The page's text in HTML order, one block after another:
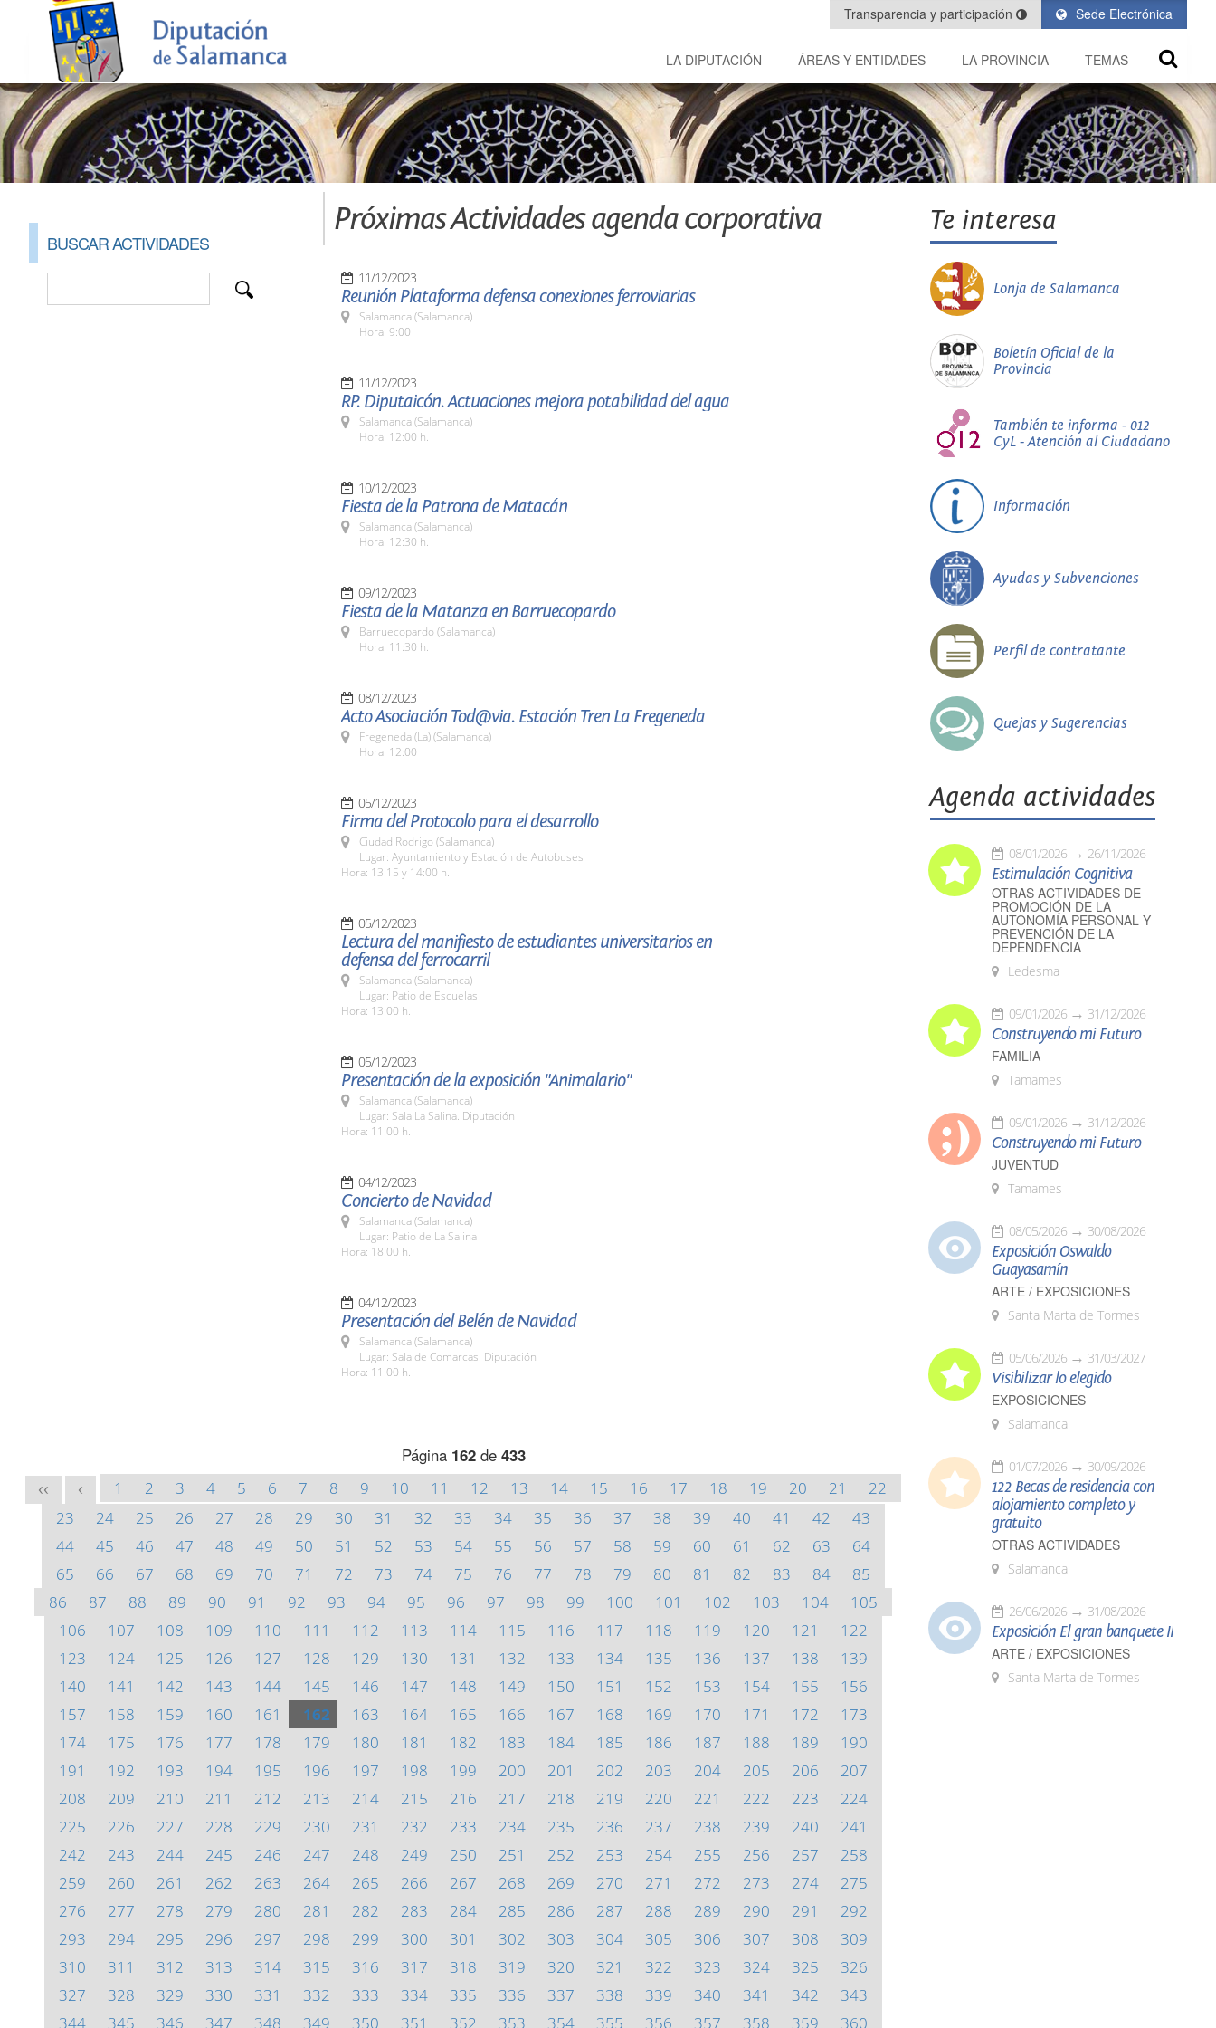
Sede Electrónica
Transparencia y participación
LA DIPUTACIÓN ÁREAS Y ENTIDADES LA PROVINCIA TEMAS
BUSCAR ACTIVIDADES
Próximas Actividades agenda corporativa
11/12/2023
Reunión Plataforma defensa conexiones ferroviarias
Salamanca (Salamanca)
Hora: 9:00
11/12/2023
RP. Diputaicón. Actuaciones mejora potabilidad del agua
Salamanca (Salamanca)
Hora: 12:00 h.
10/12/2023
Fiesta de la Patrona de Matacán
Salamanca (Salamanca)
Hora: 12:30 h.
09/12/2023
Fiesta de la Matanza en Barruecopardo
Barruecopardo (Salamanca)
Hora: 11:30 h.
08/12/2023
Acto Asociación Tod@via. Estación Tren La Fregeneda
Fregeneda (La) (Salamanca)
Hora: 12:00
05/12/2023
Firma del Protocolo para el desarrollo
Ciudad Rodrigo (Salamanca)
Lugar: Ayuntamiento y Estación de Autobuses
Hora: 13:15 y 14:00 h.
05/12/2023
Lectura del manifiesto de estudiantes universitarios en
defensa del ferrocarril
Salamanca (Salamanca)
Lugar: Patio de Escuelas
Hora: 13:00 h.
05/12/2023
Presentación de la exposición "Animalario"
Salamanca (Salamanca)
Lugar: Sala La Salina. Diputación
Hora: 11:00 h.
04/12/2023
Concierto de Navidad
Salamanca (Salamanca)
Lugar: Patio de La Salina
Hora: 18:00 h.
04/12/2023
Presentación del Belén de Navidad
Salamanca (Salamanca)
Lugar: Sala de Comarcas. Diputación
Hora: 11:00 h.
Página 162de 433
<< < 1 2 3 4 5 6 7 8 9 10 11 12 13 14 15 16 17 18 19 20 21
22
23
24 25 26 27 28 29 30 31 32 33 34 35 36 37 38 39 40 41 42
43
44
45 46 47 48 49 50 51 52 53 54 55 56 57 58 59 60 61 62 63
64
65
66 67 68 69 70 71 72 73 74 75 76 77 78 79 80 81 82 83 84
85
86
87 88 89 90 91 92 93 94 95 96 97 98 99 100 101 102 103 104
105
106
107 108 109 110 111 112 113 114 115 116 117 118 119 120 121
122
123
124 125 126 127 128 129 130 131 132 133 134 135 136 137 138
139
140
141 142 143 144 145 146 147 148 149 150 151 152 153 154 155
156
157
158 159 160 161 162 163 164 165 166 167 168 169 170 171 172
173
174
175 176 177 178 179 180 181 182 183 184 185 186 187 188 189
190
191
192 193 194 195 196 197 198 199 200 201 202 203 204 205 206
207
208
209 210 211 212 213 214 215 216 217 218 219 220 221 222 223
224
225
226 227 228 229 230 231 232 233 234 235 236 237 238 239 240
241
242
243 244 245 246 247 248 249 250 251 252 253 254 255 256 257
258
259
260 261 262 263 264 265 266 267 268 269 270 271 272 273 274
275
276
277 278 279 280 281 282 283 284 285 286 287 288 289 290 291
292
293
294 295 296 297 298 299 300 301 302 303 304 305 306 307 308
309
310
311 312 313 314 315 316 317 318 319 320 321 322 323 324 325
326
327
328 329 330 331 332 333 334 335 336 337 338 339 340 341 342
343
344
345 346 347 348 349 350 351 352 353 354 355 356 357 358 359 360
Te interesa
Lonja de Salamanca
Boletín Oficial de la
Provincia
También te informa - 012
CyL - Atención al Ciudadano
Información
Ayudas y Subvenciones
Perfil de contratante
Quejas y Sugerencias
Agenda actividades
08/01/2026 26/11/2026
Estimulación Cognitiva
OTRAS ACTIVIDADES DE
PROMOCIÓN DE LA
AUTONOMÍA PERSONAL Y
PREVENCIÓN DE LA
DEPENDENCIA
Ledesma
09/01/2026 31/12/2026
Construyendo mi Futuro
FAMILIA
Tamames
09/01/2026 31/12/2026
Construyendo mi Futuro
JUVENTUD
Tamames
08/05/2026 30/08/2026
Exposición Oswaldo
Guayasamín
ARTE / EXPOSICIONES
Santa Marta de Tormes
05/06/2026 31/03/2027
Visibilizar lo elegido
EXPOSICIONES
Salamanca
01/07/2026 30/09/2026
122 Becas de residencia con
alojamiento completo y
gratuito
OTRAS ACTIVIDADES
Salamanca
26/06/2026 31/08/2026
Exposición El gran banquete II
ARTE / EXPOSICIONES
Santa Marta de Tormes